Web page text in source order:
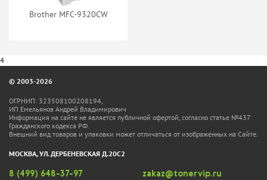
Brother MFC-9320CW
4
© 2003-2026
ОГРНИП: 323508100208194,
ИП Емельянов Андрей Владимирович
Информация на сайте не является публичной офертой, согласно статье №437
Гражданского кодекса РФ.
Внешний вид товаров и упаковки может отличаться от изображенных на Сайте.
МОСКВА, УЛ. ДЕРБЕНЕВСКАЯ Д.20С2
8 (499) 648-37-97 zakaz@tonervip.ru